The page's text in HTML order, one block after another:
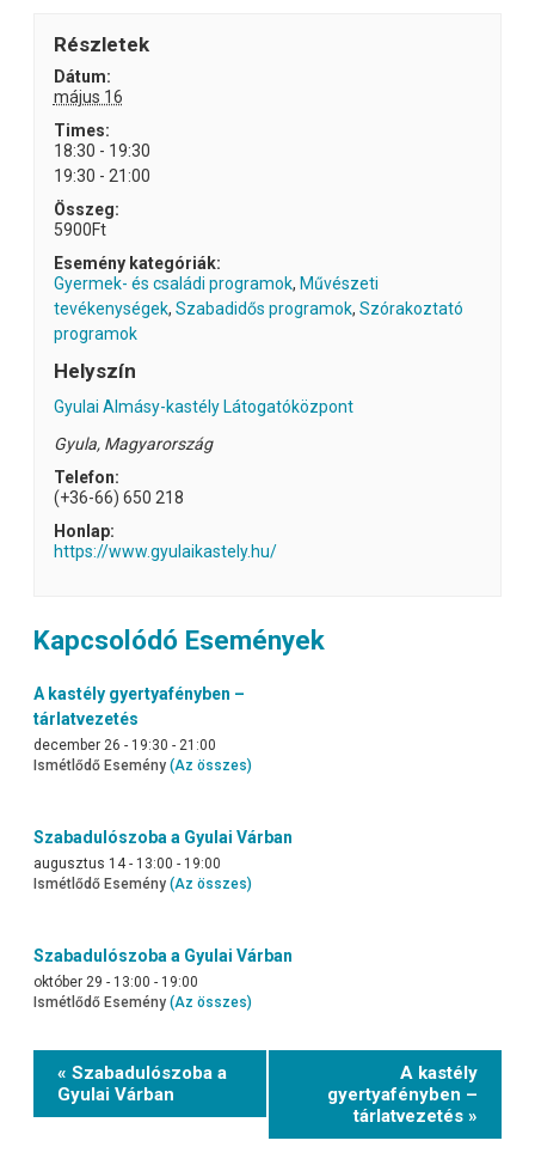
Részletek
Dátum:
május 16
Times:
18:30 - 19:30
19:30 - 21:00
Összeg:
5900Ft
Esemény kategóriák:
Gyermek- és családi programok, Művészeti
tevékenységek, Szabadidős programok, Szórakoztató
programok
Helyszín
Gyulai Almásy-kastély Látogatóközpont
Gyula, Magyarország
Telefon:
(+36-66) 650 218
Honlap:
https://www.gyulaikastely.hu/
Kapcsolódó Események
A kastély gyertyafényben –
tárlatvezetés
december 26 - 19:30 - 21:00
Ismétlődő Esemény (Az összes)
Szabadulószoba a Gyulai Várban
augusztus 14 - 13:00 - 19:00
Ismétlődő Esemény (Az összes)
Szabadulószoba a Gyulai Várban
október 29 - 13:00 - 19:00
Ismétlődő Esemény (Az összes)
Event
Navigation
« Szabadulószoba a
Gyulai Várban
A kastély
gyertyafényben –
tárlatvezetés »